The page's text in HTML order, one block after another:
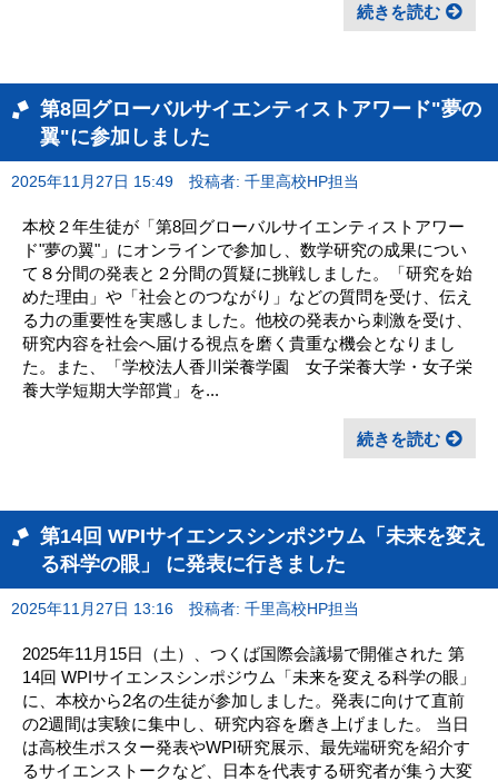
続きを読む
第8回グローバルサイエンティストアワード"夢の
翼"に参加しました
2025年11月27日 15:49 投稿者: 千里高校HP担当
本校２年生徒が「第8回グローバルサイエンティストアワー
ド"夢の翼"」にオンラインで参加し、数学研究の成果につい
て８分間の発表と２分間の質疑に挑戦しました。「研究を始
めた理由」や「社会とのつながり」などの質問を受け、伝え
る力の重要性を実感しました。他校の発表から刺激を受け、
研究内容を社会へ届ける視点を磨く貴重な機会となりまし
た。また、「学校法人香川栄養学園 女子栄養大学・女子栄
養大学短期大学部賞」を...
続きを読む
第14回 WPIサイエンスシンポジウム「未来を変え
る科学の眼」 に発表に行きました
2025年11月27日 13:16 投稿者: 千里高校HP担当
2025年11月15日（土）、つくば国際会議場で開催された 第
14回 WPIサイエンスシンポジウム「未来を変える科学の眼」
に、本校から2名の生徒が参加しました。発表に向けて直前
の2週間は実験に集中し、研究内容を磨き上げました。 当日
は高校生ポスター発表やWPI研究展示、最先端研究を紹介す
るサイエンストークなど、日本を代表する研究者が集う大変